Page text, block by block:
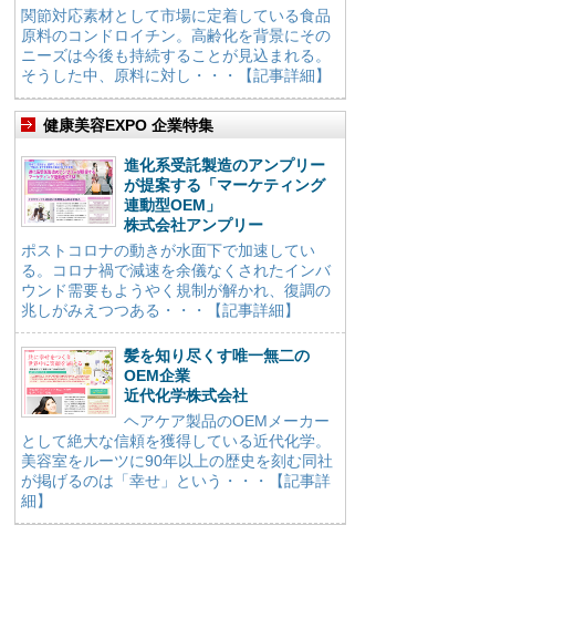
関節対応素材として市場に定着している食品
原料のコンドロイチン。高齢化を背景にその
ニーズは今後も持続することが見込まれる。
そうした中、原料に対し・・・【記事詳細】
健康美容EXPO 企業特集
進化系受託製造のアンプリー
が提案する「マーケティング
連動型OEM」
株式会社アンプリー
ポストコロナの動きが水面下で加速してい
る。コロナ禍で減速を余儀なくされたインバ
ウンド需要もようやく規制が解かれ、復調の
兆しがみえつつある・・・【記事詳細】
髪を知り尽くす唯一無二の
OEM企業
近代化学株式会社
ヘアケア製品のOEMメーカー
として絶大な信頼を獲得している近代化学。
美容室をルーツに90年以上の歴史を刻む同社
が掲げるのは「幸せ」という・・・【記事詳
細】